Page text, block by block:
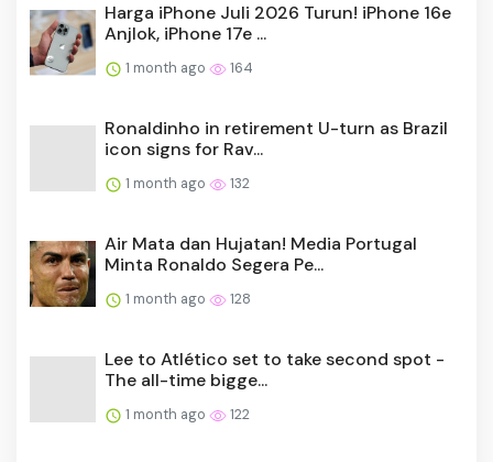
Harga iPhone Juli 2026 Turun! iPhone 16e
Anjlok, iPhone 17e ...
1 month ago 164
Ronaldinho in retirement U-turn as Brazil
icon signs for Rav...
1 month ago 132
Air Mata dan Hujatan! Media Portugal
Minta Ronaldo Segera Pe...
1 month ago 128
Lee to Atlético set to take second spot -
The all-time bigge...
1 month ago 122